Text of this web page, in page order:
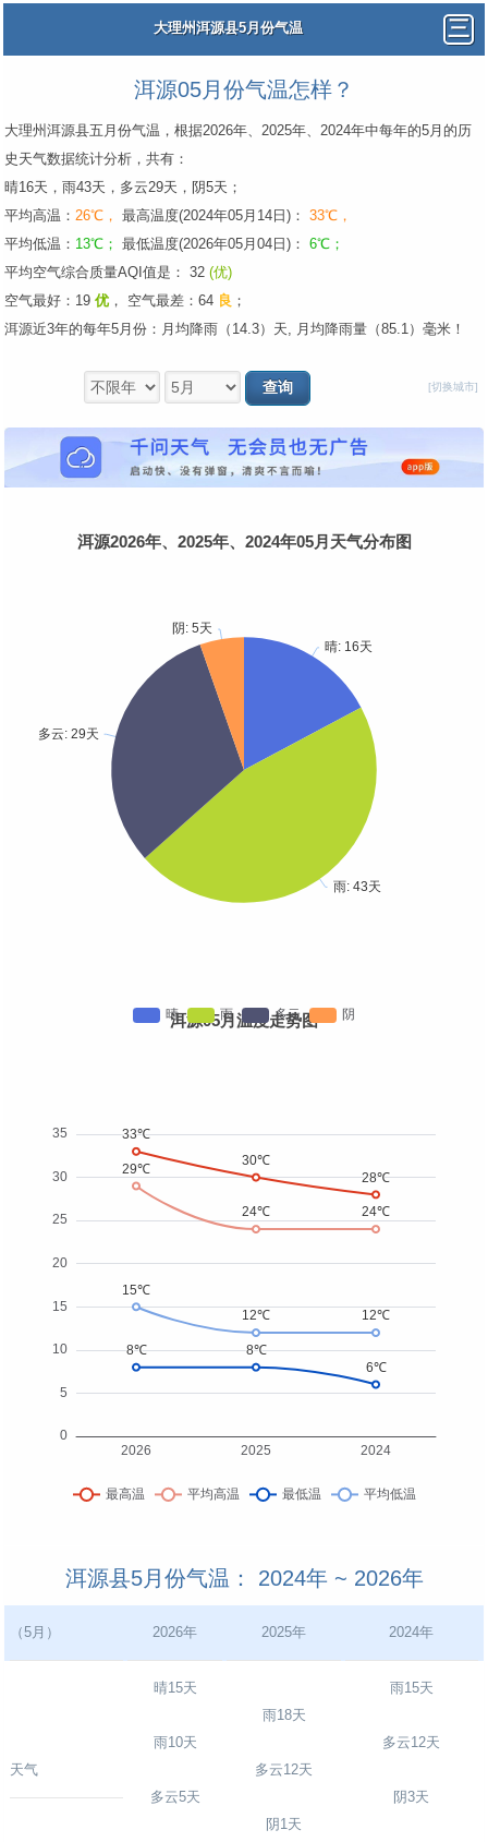
大理州洱源县5月份气温
洱源05月份气温怎样？
大理州洱源县五月份气温，根据2026年、2025年、2024年中每年的5月的历
史天气数据统计分析，共有：
晴16天，雨43天，多云29天，阴5天；
平均高温： 26℃， 最高温度(2024年05月14日)： 33℃，
平均低温： 13℃； 最低温度(2026年05月04日)： 6℃；
平均空气综合质量AQI值是： 32 (优)
空气最好：19 优 ， 空气最差：64 良 ；
洱源近3年的每年5月份：月均降雨（14.3）天, 月均降雨量（85.1）毫米！
[切换城市]
洱源2026年、2025年、2024年05月天气分布图
洱源05月温度走势图
洱源县5月份气温： 2024年 ~ 2026年
（5月） 2026年 2025年 2024年
天气
晴15天
雨10天
多云5天
雨18天
多云12天
阴1天
雨15天
多云12天
阴3天